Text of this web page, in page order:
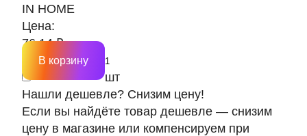
IN HOME
Цена:
76.14 ₽
шт
В корзину
Нашли дешевле? Снизим цену!
Если вы найдёте товар дешевле — снизим
цену в магазине или компенсируем при